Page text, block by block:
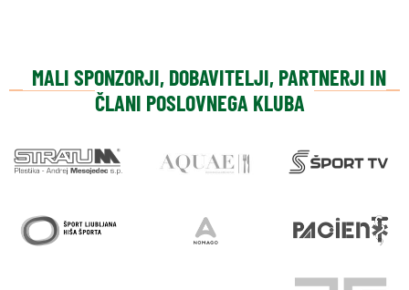
MALI SPONZORJI, DOBAVITELJI, PARTNERJI IN
ČLANI POSLOVNEGA KLUBA